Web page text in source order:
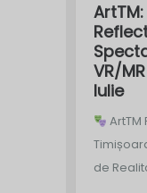
VR/
Iulie
de